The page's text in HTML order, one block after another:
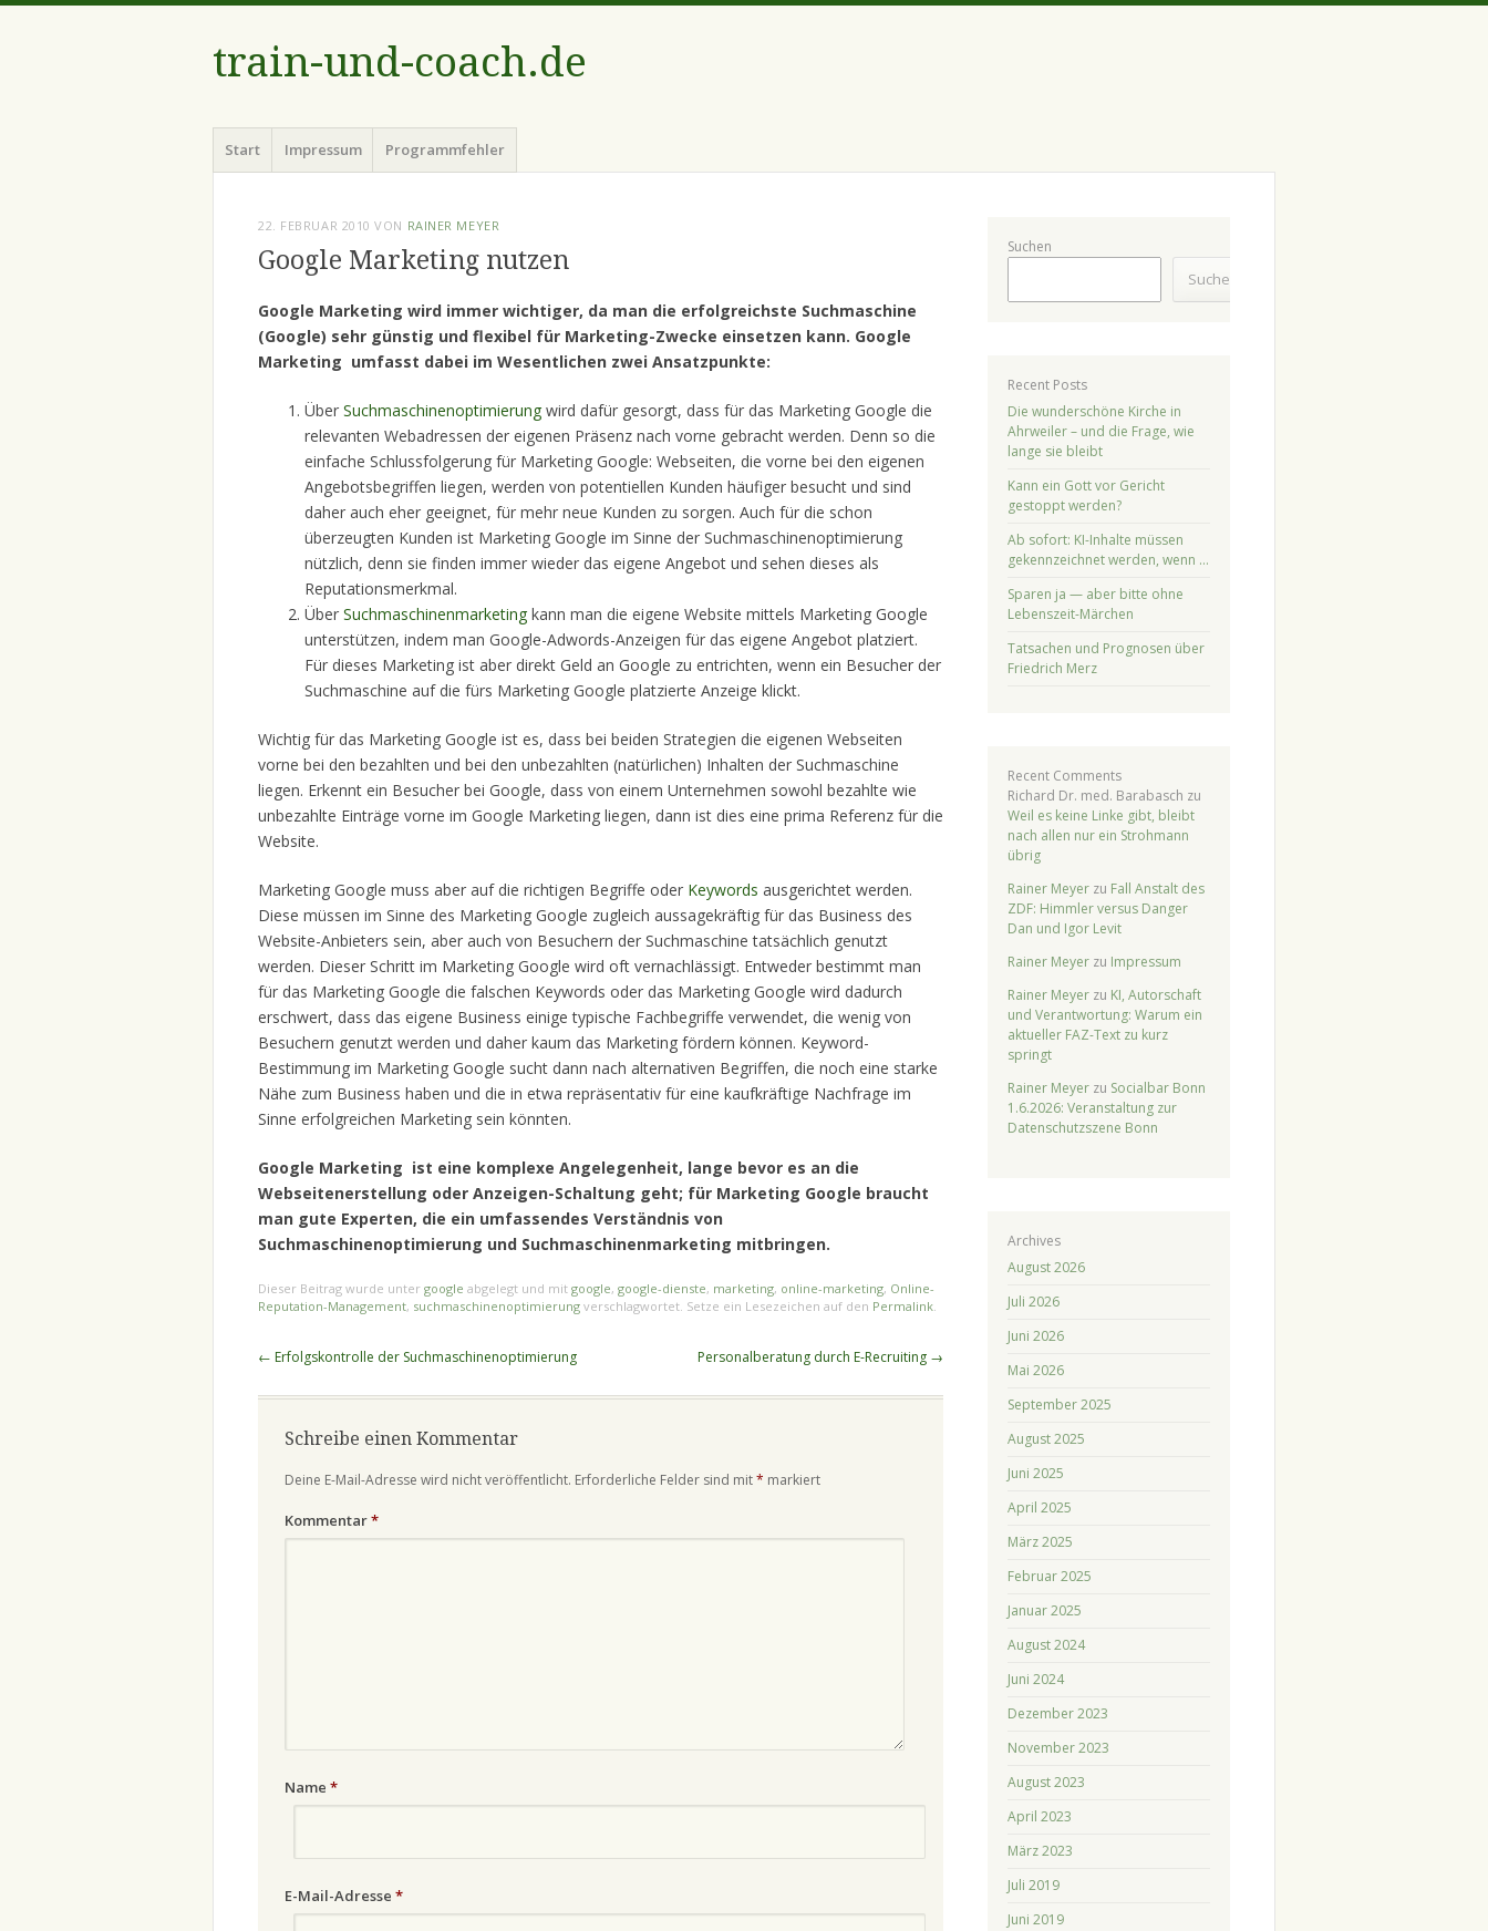
train-und-coach.de
Menü
Zum
Inhalt
Start Impressum Programmfehler
22. FEBRUAR 2010 VON RAINER MEYER
Google Marketing nutzen
Google Marketing wird immer wichtiger, da man die erfolgreichste Suchmaschine
(Google) sehr günstig und flexibel für Marketing-Zwecke einsetzen kann. Google
Marketing umfasst dabei im Wesentlichen zwei Ansatzpunkte:
Über Suchmaschinenoptimierung wird dafür gesorgt, dass für das Marketing Google die
relevanten Webadressen der eigenen Präsenz nach vorne gebracht werden. Denn so die
einfache Schlussfolgerung für Marketing Google: Webseiten, die vorne bei den eigenen
Angebotsbegriffen liegen, werden von potentiellen Kunden häufiger besucht und sind
daher auch eher geeignet, für mehr neue Kunden zu sorgen. Auch für die schon
überzeugten Kunden ist Marketing Google im Sinne der Suchmaschinenoptimierung
nützlich, denn sie finden immer wieder das eigene Angebot und sehen dieses als
Reputationsmerkmal.
Über Suchmaschinenmarketing kann man die eigene Website mittels Marketing Google
unterstützen, indem man Google-Adwords-Anzeigen für das eigene Angebot platziert.
Für dieses Marketing ist aber direkt Geld an Google zu entrichten, wenn ein Besucher der
Suchmaschine auf die fürs Marketing Google platzierte Anzeige klickt.
Wichtig für das Marketing Google ist es, dass bei beiden Strategien die eigenen Webseiten
vorne bei den bezahlten und bei den unbezahlten (natürlichen) Inhalten der Suchmaschine
liegen. Erkennt ein Besucher bei Google, dass von einem Unternehmen sowohl bezahlte wie
unbezahlte Einträge vorne im Google Marketing liegen, dann ist dies eine prima Referenz für die
Website.
Marketing Google muss aber auf die richtigen Begriffe oder Keywords ausgerichtet werden.
Diese müssen im Sinne des Marketing Google zugleich aussagekräftig für das Business des
Website-Anbieters sein, aber auch von Besuchern der Suchmaschine tatsächlich genutzt
werden. Dieser Schritt im Marketing Google wird oft vernachlässigt. Entweder bestimmt man
für das Marketing Google die falschen Keywords oder das Marketing Google wird dadurch
erschwert, dass das eigene Business einige typische Fachbegriffe verwendet, die wenig von
Besuchern genutzt werden und daher kaum das Marketing fördern können. Keyword-
Bestimmung im Marketing Google sucht dann nach alternativen Begriffen, die noch eine starke
Nähe zum Business haben und die in etwa repräsentativ für eine kaufkräftige Nachfrage im
Sinne erfolgreichen Marketing sein könnten.
Google Marketing ist eine komplexe Angelegenheit, lange bevor es an die
Webseitenerstellung oder Anzeigen-Schaltung geht; für Marketing Google braucht
man gute Experten, die ein umfassendes Verständnis von
Suchmaschinenoptimierung und Suchmaschinenmarketing mitbringen.
Dieser Beitrag wurde unter google abgelegt und mit google, google-dienste, marketing, online-marketing, Online-
Reputation-Management, suchmaschinenoptimierung verschlagwortet. Setze ein Lesezeichen auf den Permalink.
Beitragsnavigation
← Erfolgskontrolle der Suchmaschinenoptimierung Personalberatung durch E-Recruiting →
Schreibe einen Kommentar
Deine E-Mail-Adresse wird nicht veröffentlicht. Erforderliche Felder sind mit* markiert
Kommentar*
Name *
E-Mail-Adresse *
Suchen
Suchen
Recent Posts
Die wunderschöne Kirche in
Ahrweiler – und die Frage, wie
lange sie bleibt
Kann ein Gott vor Gericht
gestoppt werden?
Ab sofort: KI-Inhalte müssen
gekennzeichnet werden, wenn …
Sparen ja — aber bitte ohne
Lebenszeit-Märchen
Tatsachen und Prognosen über
Friedrich Merz
Recent Comments
Richard Dr. med. Barabasch zu
Weil es keine Linke gibt, bleibt
nach allen nur ein Strohmann
übrig
Rainer Meyerzu Fall Anstalt des
ZDF: Himmler versus Danger
Dan und Igor Levit
Rainer Meyerzu Impressum
Rainer Meyerzu KI, Autorschaft
und Verantwortung: Warum ein
aktueller FAZ-Text zu kurz
springt
Rainer Meyerzu Socialbar Bonn
1.6.2026: Veranstaltung zur
Datenschutzszene Bonn
Archives
August 2026
Juli 2026
Juni 2026
Mai 2026
September 2025
August 2025
Juni 2025
April 2025
März 2025
Februar 2025
Januar 2025
August 2024
Juni 2024
Dezember 2023
November 2023
August 2023
April 2023
März 2023
Juli 2019
Juni 2019